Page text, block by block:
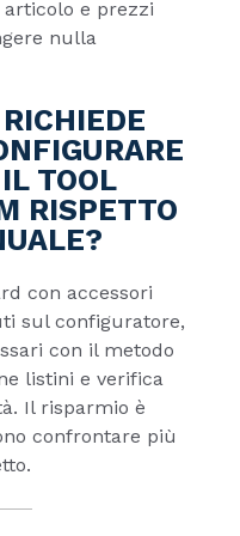
e prezzi
nulla
TOOL
RISPETTO
con accessori
sul configuratore,
con il metodo
listini e verifica
Il risparmio è
confrontare più